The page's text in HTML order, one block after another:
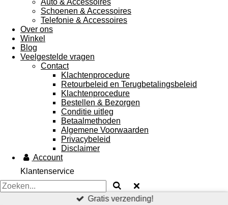
Auto & Accessoires
Schoenen & Accessoires
Telefonie & Accessoires
Over ons
Winkel
Blog
Veelgestelde vragen
Contact
Klachtenprocedure
Retourbeleid en Terugbetalingsbeleid
Klachtenprocedure
Bestellen & Bezorgen
Conditie uitleg
Betaalmethoden
Algemene Voorwaarden
Privacybeleid
Disclaimer
Account
Klantenservice
Gratis verzending!